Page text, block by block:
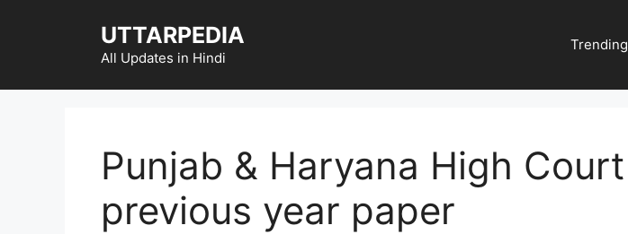
UTTARPEDIA
All Updates in Hindi
Trending
Punjab & Haryana High Court
previous year paper